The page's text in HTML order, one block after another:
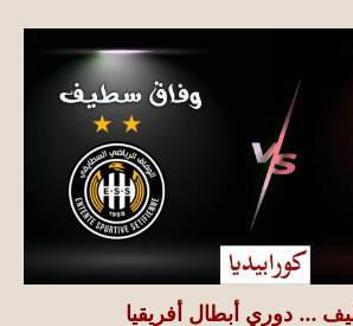
… دوري أبطال أفريقيا